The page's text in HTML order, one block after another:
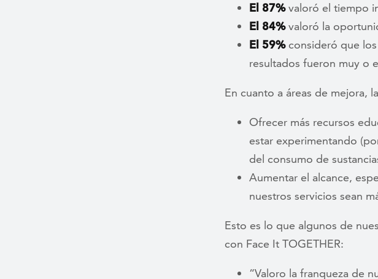
El 87%valoró el tiempo
El 84%valoró la
El 59%consideró que los
resultados fueron muy o
En cuanto a áreas de mejora,
Ofrecer más recursos
estar experimentando
del consumo de
Aumentar el alcance,
nuestros servicios sean
Esto es lo que algunos de
con Face It TOGETHER:
“Valoro la franqueza de